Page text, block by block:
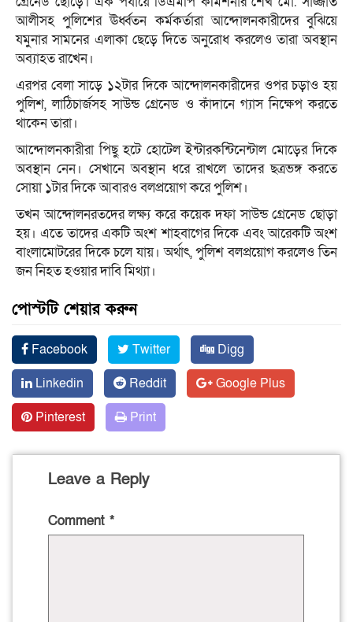
আলীসহ পুলিশের ঊর্ধ্বতন কর্মকর্তারা আন্দোলনকারীদের বুঝিয়ে
যমুনার সামনের এলাকা ছেড়ে দিতে অনুরোধ করলেও তারা অবস্থান
অব্যাহত রাখেন।
এরপর বেলা সাড়ে ১২টার দিকে আন্দোলনকারীদের ওপর চড়াও হয়
পুলিশ, লাঠিচার্জসহ সাউন্ড গ্রেনেড ও কাঁদানে গ্যাস নিক্ষেপ করতে
থাকেন তারা।
আন্দোলনকারীরা পিছু হটে হোটেল ইন্টারকন্টিনেন্টাল মোড়ের দিকে
অবস্থান নেন। সেখানে অবস্থান ধরে রাখলে তাদের ছত্রভঙ্গ করতে
সোয়া ১টার দিকে আবারও বলপ্রয়োগ করে পুলিশ।
তখন আন্দোলনরতদের লক্ষ্য করে কয়েক দফা সাউন্ড গ্রেনেড ছোড়া
হয়। এতে তাদের একটি অংশ শাহবাগের দিকে এবং আরেকটি অংশ
বাংলামোটরের দিকে চলে যায়। অর্থাৎ, পুলিশ বলপ্রয়োগ করলেও তিন
জন নিহত হওয়ার দাবি মিথ্যা।
পোস্টটি শেয়ার করুন
Facebook Twitter
Digg
Linkedin
Reddit
Google Plus
Pinterest
Print
Leave a Reply
Comment *